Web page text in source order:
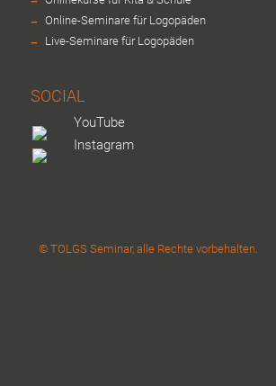
- Online-Seminare für Logopäden
- Live-Seminare für Logopäden
SOCIAL
YouTube
Instagram
© TOLGS Seminar, alle Rechte vorbehalten.